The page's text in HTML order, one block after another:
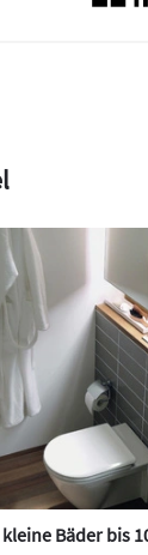
Bäder bis